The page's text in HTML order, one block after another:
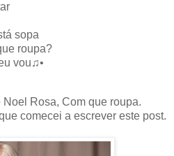
sopa
roupa?
vou♫•
Rosa, Com que roupa.
comecei a escrever este post.